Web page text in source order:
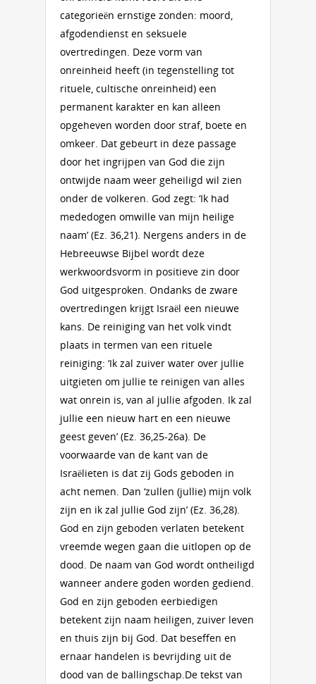
categorieën ernstige zonden: moord,
afgodendienst en seksuele
overtredingen. Deze vorm van
onreinheid heeft (in tegenstelling tot
rituele, cultische onreinheid) een
permanent karakter en kan alleen
opgeheven worden door straf, boete en
omkeer. Dat gebeurt in deze passage
door het ingrijpen van God die zijn
ontwijde naam weer geheiligd wil zien
onder de volkeren. God zegt: ‘Ik had
mededogen omwille van mijn heilige
naam’ (Ez. 36,21). Nergens anders in de
Hebreeuwse Bijbel wordt deze
werkwoordsvorm in positieve zin door
God uitgesproken. Ondanks de zware
overtredingen krijgt Israël een nieuwe
kans. De reiniging van het volk vindt
plaats in termen van een rituele
reiniging: ‘Ik zal zuiver water over jullie
uitgieten om jullie te reinigen van alles
wat onrein is, van al jullie afgoden. Ik zal
jullie een nieuw hart en een nieuwe
geest geven’ (Ez. 36,25-26a). De
voorwaarde van de kant van de
Israëlieten is dat zij Gods geboden in
acht nemen. Dan ‘zullen (jullie) mijn volk
zijn en ik zal jullie God zijn’ (Ez. 36,28).
God en zijn geboden verlaten betekent
vreemde wegen gaan die uitlopen op de
dood. De naam van God wordt ontheiligd
wanneer andere goden worden gediend.
God en zijn geboden eerbiedigen
betekent zijn naam heiligen, zuiver leven
en thuis zijn bij God. Dat beseffen en
ernaar handelen is bevrijding uit de
dood van de ballingschap.De tekst van